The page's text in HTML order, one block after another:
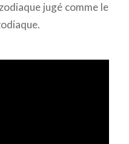
jugé comme le